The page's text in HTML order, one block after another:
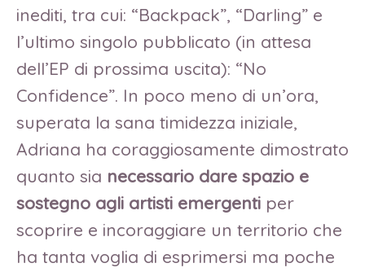
inediti, tra cui: “Backpack”, “Darling” e
l’ultimo singolo pubblicato (in attesa
dell’EP di prossima uscita): “No
Confidence”. In poco meno di un’ora,
superata la sana timidezza iniziale,
Adriana ha coraggiosamente dimostrato
quanto sia necessario dare spazio e
sostegno agli artisti emergenti per
scoprire e incoraggiare un territorio che
ha tanta voglia di esprimersi ma poche